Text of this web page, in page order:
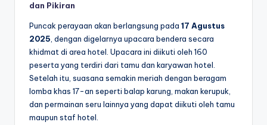
dan Pikiran
Puncak perayaan akan berlangsung pada 17 Agustus
2025, dengan digelarnya upacara bendera secara
khidmat di area hotel. Upacara ini diikuti oleh 160
peserta yang terdiri dari tamu dan karyawan hotel.
Setelah itu, suasana semakin meriah dengan beragam
lomba khas 17-an seperti balap karung, makan kerupuk,
dan permainan seru lainnya yang dapat diikuti oleh tamu
maupun staf hotel.